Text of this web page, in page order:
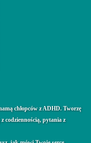
chłopców z ADHD. Tworzę
codziennością, pytania z